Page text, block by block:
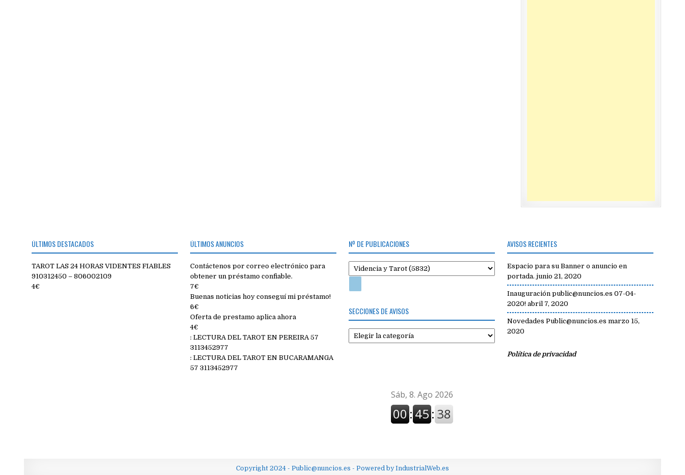
ÚLTIMOS DESTACADOS
TAROT LAS 24 HORAS VIDENTES FIABLES
910312450 – 806002109
4€
ÚLTIMOS ANUNCIOS
Contáctenos por correo electrónico para
obtener un préstamo confiable.
7€
Buenas noticias hoy conseguí mi préstamo!
6€
Oferta de prestamo aplica ahora
4€
: LECTURA DEL TAROT EN PEREIRA 57
3113452977
: LECTURA DEL TAROT EN BUCARAMANGA
57 3113452977
Nº DE PUBLICACIONES
SECCIONES DE AVISOS
Secciones
de
AVISOS RECIENTES
Espacio para su Banner o anuncio en
portada. junio 21, 2020
Inauguración public@nuncios.es 07-04-
2020! abril 7, 2020
Novedades Public@nuncios.es marzo 15,
2020
Política de privacidad
Copyright 2024 - Public@nuncios.es - Powered by IndustrialWeb.es